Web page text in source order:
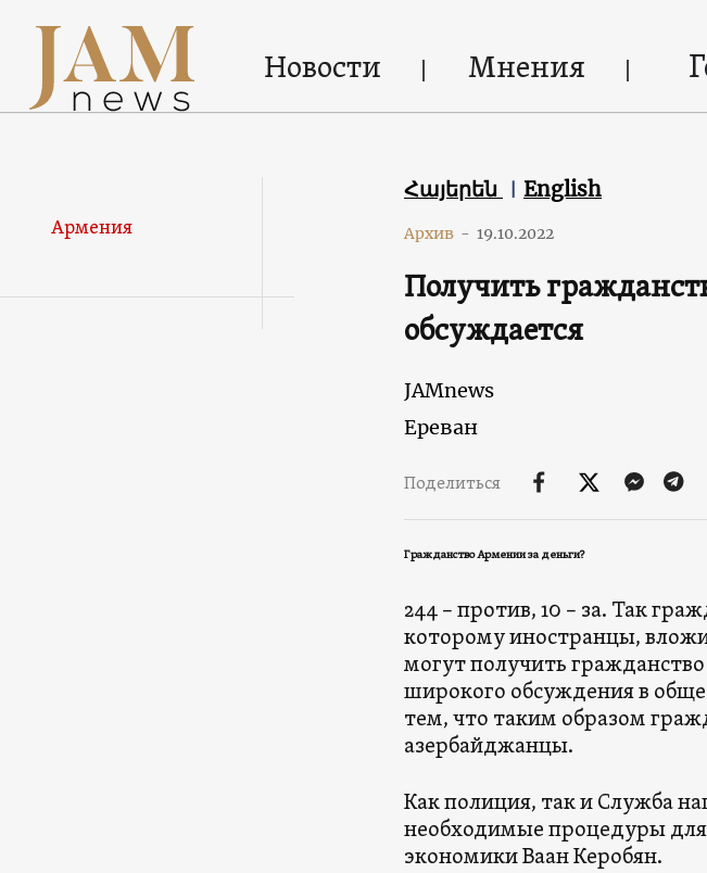
Новости Мнения
Армения
Հայերեն English
Архив - 19.10.2022
Получить
обсуждается
JAMnews
Ереван
Поделиться
Гражданство Армении за деньги?
244 – против, 10 – за. Так
которому иностранцы,
могут получить
широкого обсуждения в
тем, что таким образом
азербайджанцы.
Как полиция, так и Служба
необходимые процедуры для
экономики Ваан Керобян.